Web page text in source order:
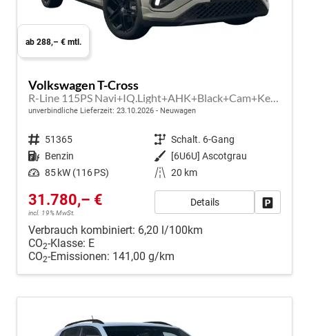
ab 288,– € mtl.
Volkswagen T-Cross
R-Line 115PS Navi+IQ.Light+AHK+Black+Cam+Keyless+GV5+Side+Climatronic
unverbindliche Lieferzeit: 23.10.2026 Neuwagen
Fahrzeugnr. 51365 Getriebe Schalt. 6-Gang
Kraftstoff Benzin Außenfarbe
[6U6U] Ascotgrau
Leistung 85 kW (116 PS) Kilometerstand 20 km
31.780,– €
incl. 19% MwSt.
Details
Verbrauch kombiniert: 6,20 l/100km
CO2-Klasse: E
CO2-Emissionen: 141,00 g/km